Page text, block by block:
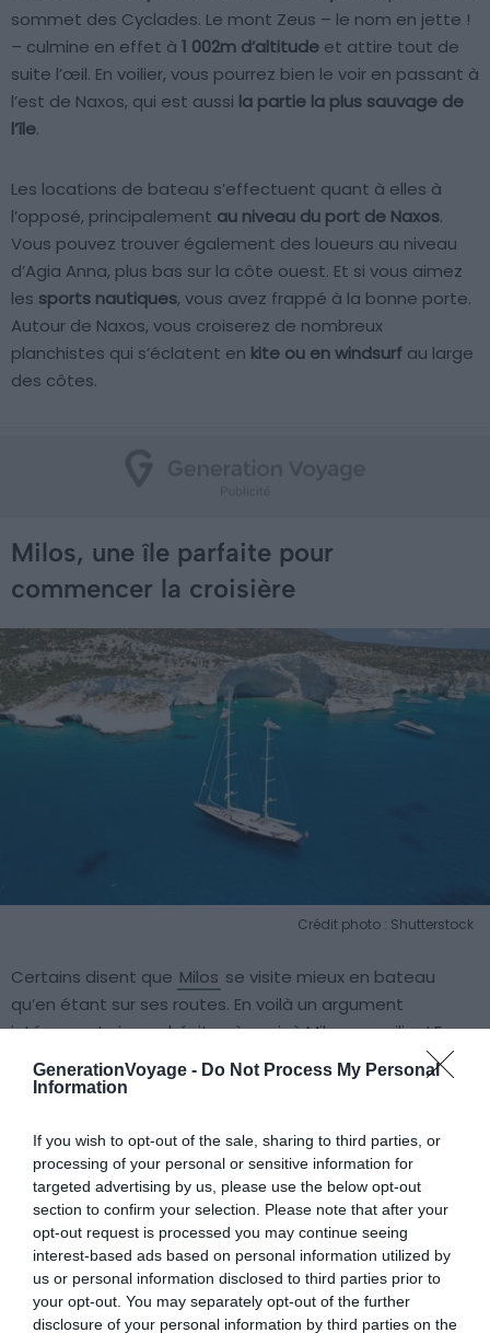
GenerationVoyage - Do Not Process My Personal
Information
If you wish to opt-out of the sale, sharing to third parties, or
processing of your personal or sensitive information for
targeted advertising by us, please use the below opt-out
section to confirm your selection. Please note that after your
opt-out request is processed you may continue seeing
interest-based ads based on personal information utilized by
us or personal information disclosed to third parties prior to
your opt-out. You may separately opt-out of the further
disclosure of your personal information by third parties on the
sommet des Cyclades. Le mont Zeus – le nom en jette !
– culmine en effet à 1 002m d’altitude et attire tout de
suite l’œil. En voilier, vous pourrez bien le voir en passant à
l’est de Naxos, qui est aussi la partie la plus sauvage de
l’île.
Les locations de bateau s’effectuent quant à elles à
l’opposé, principalement au niveau du port de Naxos.
Vous pouvez trouver également des loueurs au niveau
d’Agia Anna, plus bas sur la côte ouest. Et si vous aimez
les sports nautiques, vous avez frappé à la bonne porte.
Autour de Naxos, vous croiserez de nombreux
planchistes qui s’éclatent en kite ou en windsurf au large
des côtes.
Milos, une île parfaite pour
commencer la croisière
Crédit photo : Shutterstock
Certains disent que Milos se visite mieux en bateau
qu’en étant sur ses routes. En voilà un argument
intéressant si vous hésitez à venir à Milos en voilier ! En
fait, l’île volcanique est magnifiée par son littoral
. C’est
pour ça qu’on l’apprécie peut-être mieux vue de la mer.
de falaises blanches de Kleftiko qui sont des merveilles
naturelles.
Vous pouvez faire le tour de l’île à unrythme lent
par la fraicheur du large. Et quand vous en avez envie,
jetez l’ancre pour plonger dans unecrique abandonnée
Milos étant réputée pour ses croisières en voilier, les